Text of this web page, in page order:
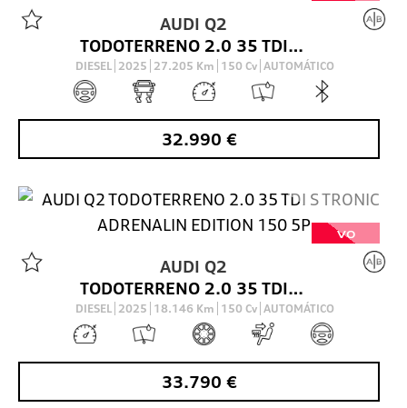
AUDI Q2
TODOTERRENO 2.0 35 TDI S TRONIC ADRENALIN 150 5P
DIESEL 2025 27.205 Km 150 Cv AUTOMÁTICO
32.990 €
VO
AUDI Q2
TODOTERRENO 2.0 35 TDI S TRONIC ADRENALIN EDITION 150 5P
DIESEL 2025 18.146 Km 150 Cv AUTOMÁTICO
33.790 €